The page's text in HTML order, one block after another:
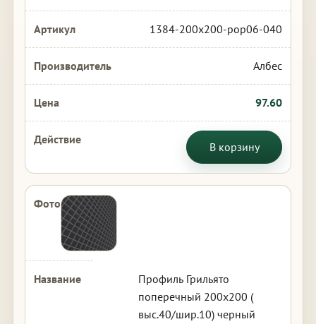
1384-200x200-pop06-040
Албес
97.60
В корзину
Профиль Грильято
поперечный 200х200 (
выс.40/шир.10) черный